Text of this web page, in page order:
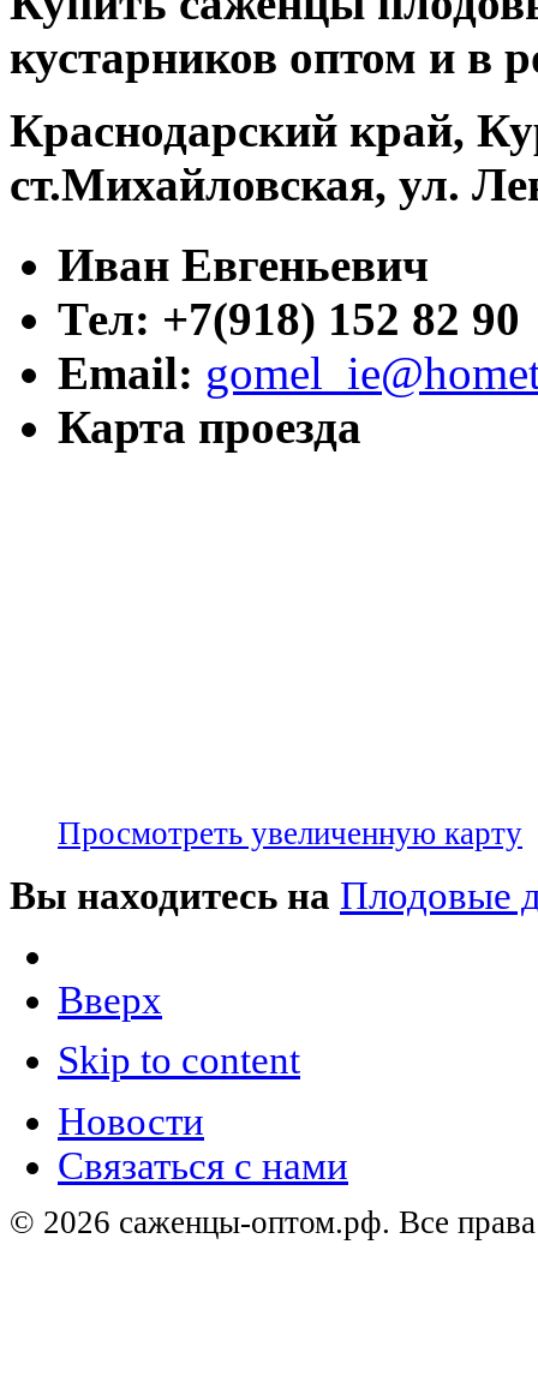
кустарников оптом и в
Краснодарский край,
ст.Михайловская, ул.
Иван Евгеньевич
Тел: +7(918) 152 82 90
Email:
Карта проезда
Просмотреть увеличенную карту
Вы находитесь на Плодовые
Вверх
Skip to content
Новости
Связаться с нами
© 2026 саженцы-оптом.рф. Все